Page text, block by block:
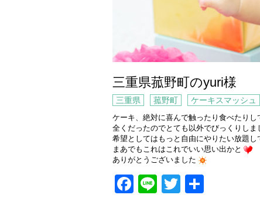
三重県菰野町のyuri様
三重県 菰野町 ケーキスマッシュ
ケーキ、絶対に喜んで触ったり食べたり
全くだったのでとても以外でびっくりしま
希望としてはもっと自由にやりたい放題し
まあでもこれはこれでいい思い出かと
ありがとうございました
Facebook
LineTwitter